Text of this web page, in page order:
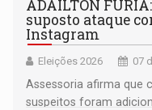
ADAILTON
suposto ataque
Instagram
Eleições 2026 07
Assessoria afirma que
suspeitos foram